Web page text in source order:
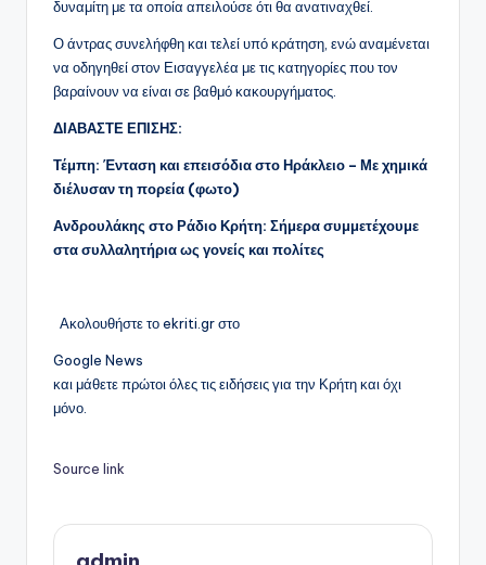
δυναμίτη με τα οποία απειλούσε ότι θα ανατιναχθεί.
Ο άντρας συνελήφθη και τελεί υπό κράτηση, ενώ αναμένεται
να οδηγηθεί στον Εισαγγελέα με τις κατηγορίες που τον
βαραίνουν να είναι σε βαθμό κακουργήματος.
ΔΙΑΒΑΣΤΕ ΕΠΙΣΗΣ:
Τέμπη: Ένταση και επεισόδια στο Ηράκλειο – Με χημικά
διέλυσαν τη πορεία (φωτο)
Ανδρουλάκης στο Ράδιο Κρήτη: Σήμερα συμμετέχουμε
στα συλλαλητήρια ως γονείς και πολίτες
Ακολουθήστε το ekriti.gr στο
Google News
και μάθετε πρώτοι όλες τις ειδήσεις για την Κρήτη και όχι
μόνο.
Source link